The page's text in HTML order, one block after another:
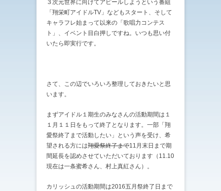
３次元世界に向けてアピールしようという番組
「翔栄町アイドルTV」などもスタート、そして
キャラフレ始まって以来の「歌唱力コンテス
ト」、イベント目白押しですね。いつも思い付
いたら即実行です。
さて、この辺でいろいろ整理しておきたいと思
います。
まずアイドル１期生のみなさんの活動期間は１
１月１１日をもって終了となります。一部「翔
愛祭終了まで活動したい」という声を受け、希
望される方には翔愛祭終了まで11月末日まで期
間延長を認めさせていただいております（11.10
現在は一条蜜希さん、村上真紅さん）。
カリッシュの活動期間は2016五月祭終了日まで